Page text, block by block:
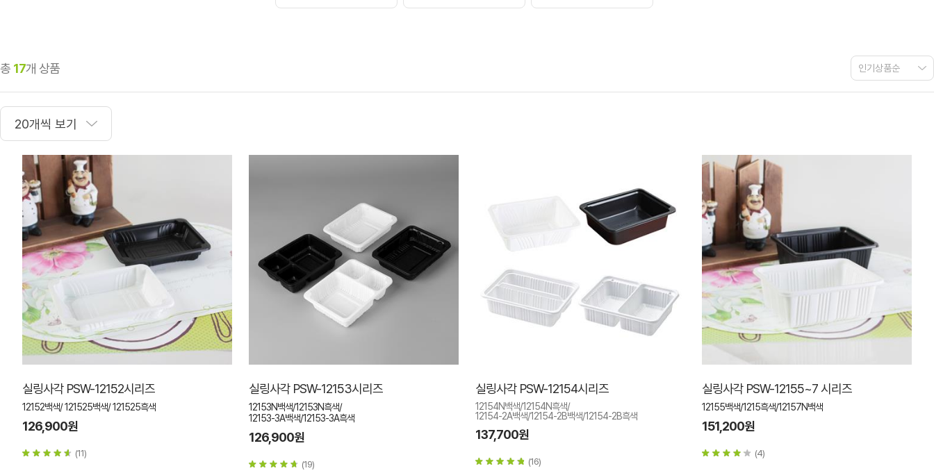
총 17개 상품
실링사각 PSW-12152시리즈
12152백색/ 121525백색/ 121525흑색
126,900원
(11)
실링사각 PSW-12153시리즈
12153N백색/12153N흑색/
12153-3A백색/12153-3A흑색
126,900원
(19)
실링사각 PSW-12154시리즈
12154N백색/12154N흑색/
12154-2A백색/12154-2B백색/12154-2B흑색
137,700원
(16)
실링사각 PSW-12155~7 시리즈
12155백색/1215흑색/12157N백색
151,200원
(4)